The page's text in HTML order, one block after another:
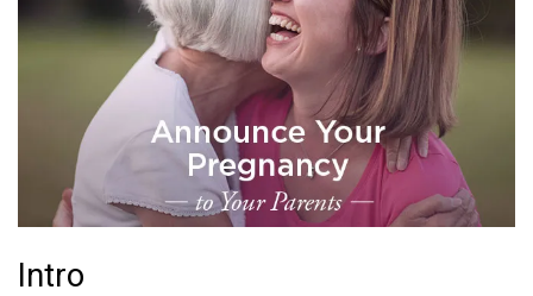
Intro